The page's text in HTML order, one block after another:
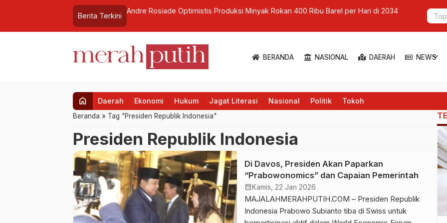
Berita Terkini
Andre Rosiade Optimistis Produksi Minyak Rokan 400 Ribu Barel per Hari di 2034 Menhut
BERANDA NASIONAL DAERAH NEWS
expand_more
home Daerah Ekonomi Hukum Jagat Literasi Nasional Politik Tokoh
Beranda » Tag "Presiden Republik Indonesia"
Presiden Republik Indonesia
Di Davos, Presiden Akan Paparkan
“Prabowonomics” dan Capaian Pemerintah
calendar_month Kamis, 22 Jan 2026
MAJALAHMERAHPUTIH.COM – Presiden Republik
Indonesia Prabowo Subianto tiba di Swiss untuk